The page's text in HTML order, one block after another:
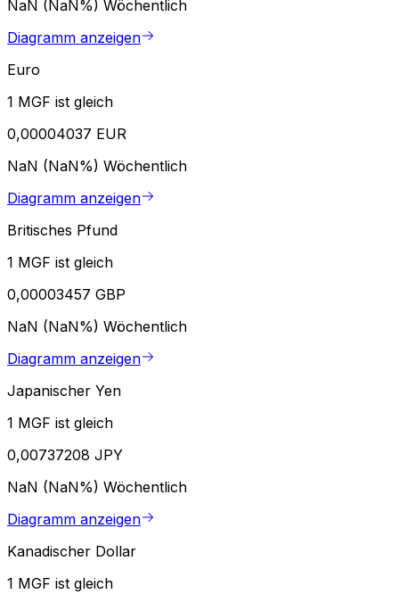
NaN (NaN%) Wöchentlich
Diagramm anzeigen
Euro
1 MGF ist gleich
0,00004037 EUR
NaN (NaN%) Wöchentlich
Diagramm anzeigen
Britisches Pfund
1 MGF ist gleich
0,00003457 GBP
NaN (NaN%) Wöchentlich
Diagramm anzeigen
Japanischer Yen
1 MGF ist gleich
0,00737208 JPY
NaN (NaN%) Wöchentlich
Diagramm anzeigen
Kanadischer Dollar
1 MGF ist gleich